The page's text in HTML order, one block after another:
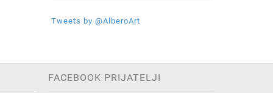
Tweets by @AlberoArt
FACEBOOK PRIJATELJI